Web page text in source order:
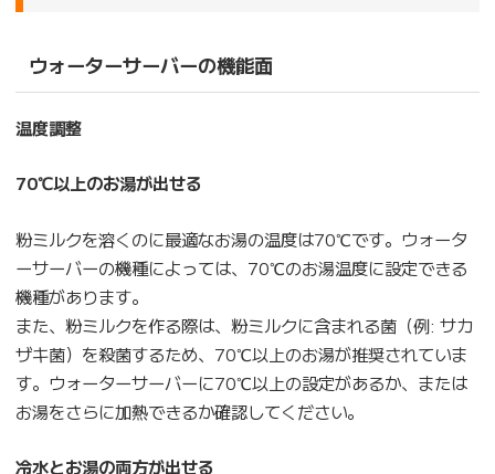
ウォーターサーバーの機能面
温度調整
70℃以上のお湯が出せる
粉ミルクを溶くのに最適なお湯の温度は70℃です。ウォータ
ーサーバーの機種によっては、70℃のお湯温度に設定できる
機種があります。
また、粉ミルクを作る際は、粉ミルクに含まれる菌（例: サカ
ザキ菌）を殺菌するため、70℃以上のお湯が推奨されていま
す。ウォーターサーバーに70℃以上の設定があるか、または
お湯をさらに加熱できるか確認してください。
冷水とお湯の両方が出せる